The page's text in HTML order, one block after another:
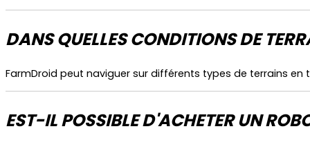
DANS QUELLES CONDITIONS DE
FarmDroid peut naviguer sur différents types de terrains
EST-IL POSSIBLE D'ACHETER UN